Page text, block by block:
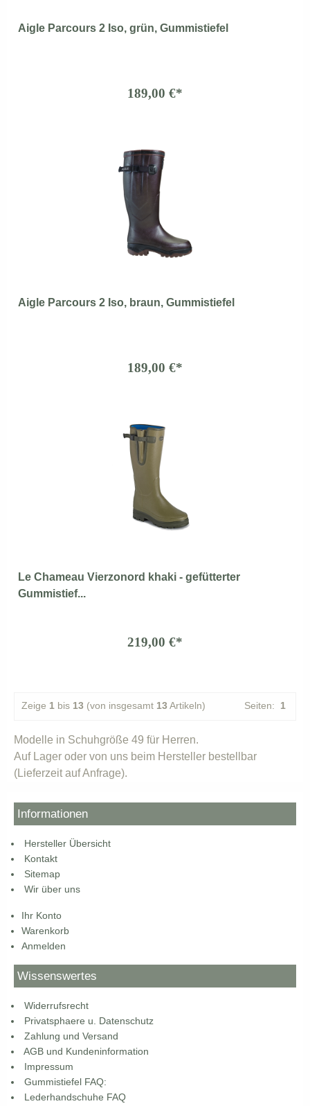
Aigle Parcours 2 Iso, grün, Gummistiefel
189,00 €*
Aigle Parcours 2 Iso, braun, Gummistiefel
189,00 €*
Le Chameau Vierzonord khaki - gefütterter
Gummistief...
219,00 €*
Zeige 1 bis 13 (von insgesamt 13Artikeln) Seiten: 1
Modelle in Schuhgröße 49 für Herren.
Auf Lager oder von uns beim Hersteller bestellbar
(Lieferzeit auf Anfrage).
Informationen
Hersteller Übersicht
Kontakt
Sitemap
Wir über uns
Ihr Konto
Warenkorb
Anmelden
Wissenswertes
Widerrufsrecht
Privatsphaere u. Datenschutz
Zahlung und Versand
AGB und Kundeninformation
Impressum
Gummistiefel FAQ:
Lederhandschuhe FAQ